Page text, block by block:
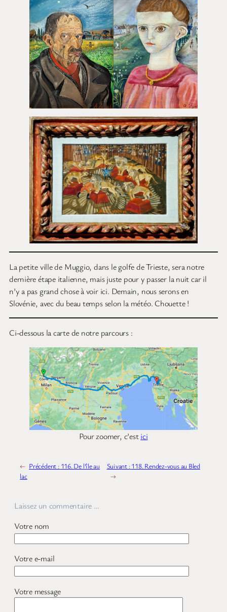
La petite ville de Muggio, dans le golfe de Trieste, sera notre
dernière étape italienne, mais juste pour y passer la nuit car il
n’y a pas grand chose à voir ici. Demain, nous serons en
Slovénie, avec du beau temps selon la météo. Chouette !
Ci-dessous la carte de notre parcours :
Pour zoomer, c’estici
← Précédent : 116. De l’île au
lac
Suivant :118. Rendez-vous au Bled
→
Laissez un commentaire …
Votre nom
Votre e-mail
Votre message